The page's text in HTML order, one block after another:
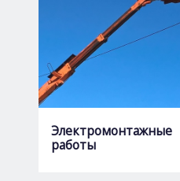
Электромонтажные
работы